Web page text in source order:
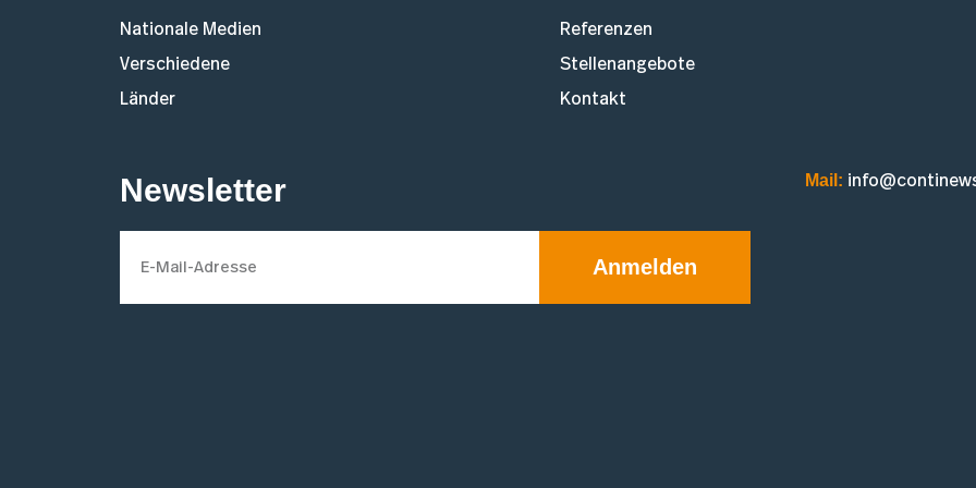
Nationale Medien
Verschiedene
Länder
Referenzen
Stellenangebote
Kontakt
Newsletter
Anmelden
Mail: